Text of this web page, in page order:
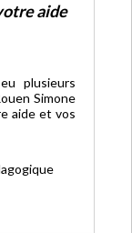
aide
plusieurs
Simone
aide et vos